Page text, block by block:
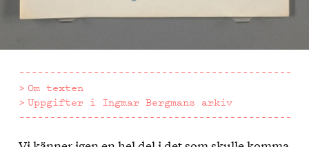
Om texten
Uppgifter i Ingmar Bergmans arkiv